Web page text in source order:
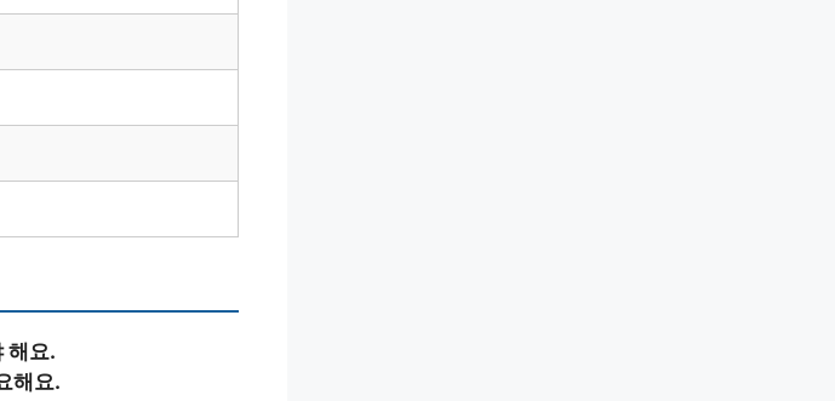
해요.
해요.